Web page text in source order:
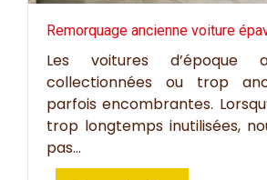
Remorquage ancienne voiture
Les voitures d’époque
collectionnées ou trop
parfois encombrantes.
trop longtemps inutilisées,
pas...